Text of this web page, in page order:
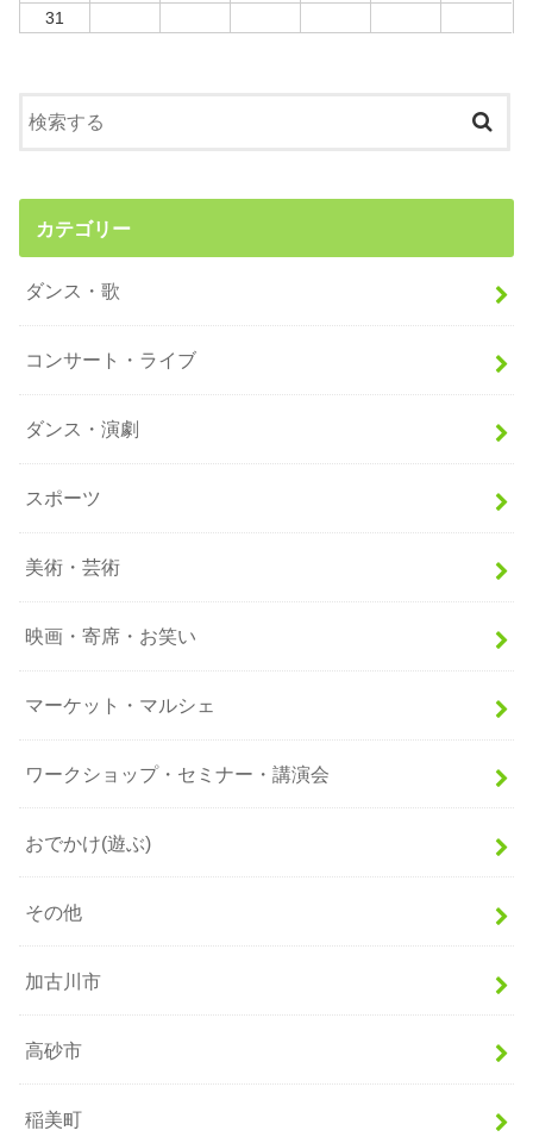
31
カテゴリー
ダンス・歌
コンサート・ライブ
ダンス・演劇
スポーツ
美術・芸術
映画・寄席・お笑い
マーケット・マルシェ
ワークショップ・セミナー・講演会
おでかけ(遊ぶ)
その他
加古川市
高砂市
稲美町